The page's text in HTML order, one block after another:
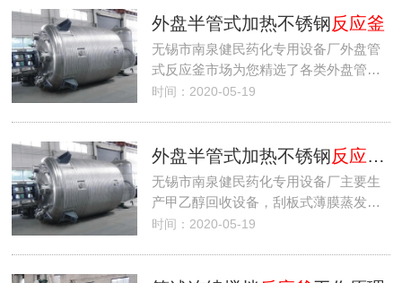
外盘半管式加热不锈钢反应釜
无锡市南泉健民药化专用设备厂外盘管
式反应釜市场为您精选了各类外盘管…
时间：2020-05-19
外盘半管式加热不锈钢反应釜
无锡市南泉健民药化专用设备厂主要生
产甲乙醇回收设备，刮板式薄膜蒸发…
时间：2020-05-19